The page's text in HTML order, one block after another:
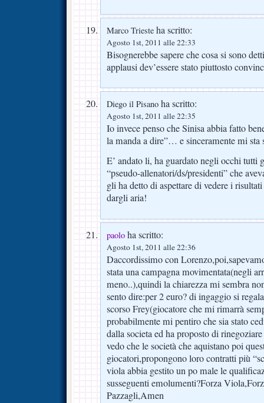
Marco Trieste ha scritto:
Agosto 1st, 2011 alle 22:33
Bisognerebbe sapere che cosa si sono
applausi dev’essere stato piuttosto
Diego il Pisano ha scritto:
Agosto 1st, 2011 alle 22:35
Io invece penso che Sinisa abbia fatto
la manda a dire”… e sinceramente mi sta
E’ andato li, ha guardato negli occhi tutti
“pseudo-allenatori/ds/presidenti” che
gli ha detto di aspettare di vedere i
dargli aria!
paolo ha scritto:
Agosto 1st, 2011 alle 22:36
Daccordissimo con
stata una campagna movimentata(negli
meno..),quindi la chiarezza mi sembra
sento dire:per 2 euro? di ingaggio si
scorso Frey(giocatore che mi rimarrà
probabilmente mi pentiro che sia stato
dalla societa ed ha proposto di
vedo che le società che aquistano poi
giocatori,propongono loro contratti più
viola abbia gestito un po male le
susseguenti emolumenti?Forza
Pazzagli,Amen